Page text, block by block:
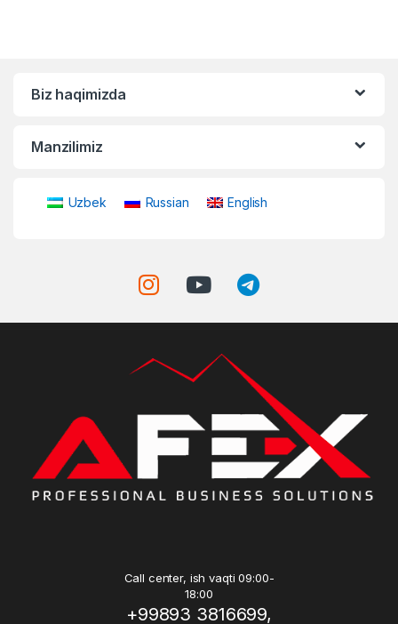
Biz haqimizda
Manzilimiz
Uzbek Russian English
Call center, ish vaqti 09:00-
18:00
+99893 3816699,